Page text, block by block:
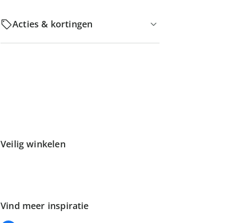
Acties & kortingen
Veilig winkelen
Vind meer inspiratie